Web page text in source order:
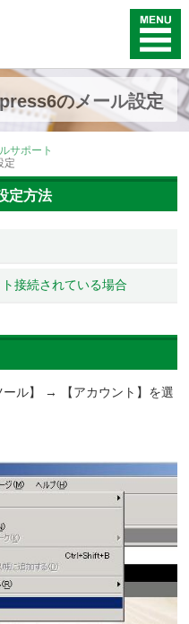
のメール設定
サポート
定
定方法
接続されている場合
ール】 → 【アカウント】を選